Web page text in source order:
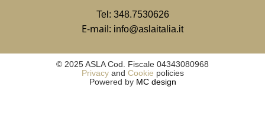
Tel: 348.7530626
E-mail: info@aslaitalia.it
© 2025 ASLA Cod. Fiscale 04343080968
Privacyand Cookie policies
Powered by MC design